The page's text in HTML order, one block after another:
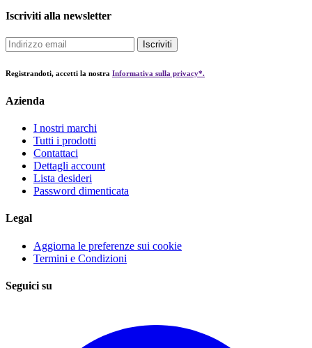
Iscriviti alla newsletter
Iscriviti
Registrandoti, accetti la nostra Informativa sulla privacy*.
Azienda
I nostri marchi
Tutti i prodotti
Contattaci
Dettagli account
Lista desideri
Password dimenticata
Legal
Aggiorna le preferenze sui cookie
Termini e Condizioni
Seguici su